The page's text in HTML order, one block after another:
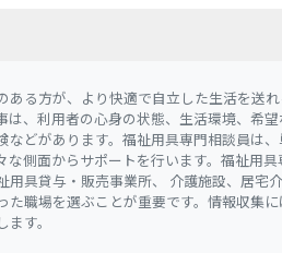
ある方が、より快適で自立した生活を送
、利用者の心身の状態、生活環境、希
などがあります。福祉用具専門相談員は
側面からサポートを行います。福祉用
具貸与・販売事業所、 介護施設、居
た職場を選ぶことが重要です。情報収集
す。